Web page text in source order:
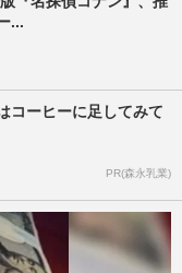
...
コーヒーに足してみて
PR(森永乳業)